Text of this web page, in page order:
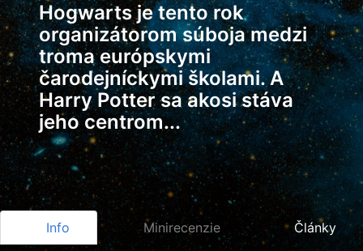
Hogwarts je tento rok
organizátorom súboja medzi
troma európskymi
čarodejníckymi školami. A
Harry Potter sa akosi stáva
jeho centrom...
Info Minirecenzie Články